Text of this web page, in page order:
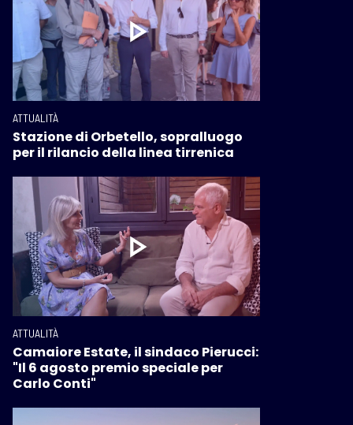
ATTUALITÀ
Stazione di Orbetello, sopralluogo
per il rilancio della linea tirrenica
ATTUALITÀ
Camaiore Estate, il sindaco Pierucci:
"Il 6 agosto premio speciale per
Carlo Conti"